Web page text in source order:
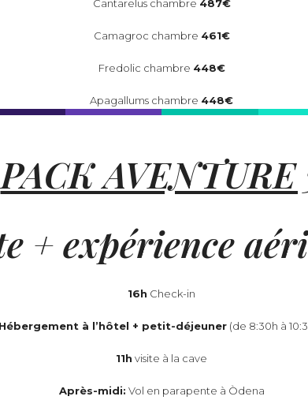
Cantarelus chambre 487€
Camagroc chambre 461€
Fredolic chambre 448€
Apagallums chambre 448€
PACK AVENTURE
+ expérience
16h Check-in
Hébergement à l’hôtel + petit-déjeuner (de 8:30h à
11h visite à la cave
Après-midi: Vol en parapente à Òdena